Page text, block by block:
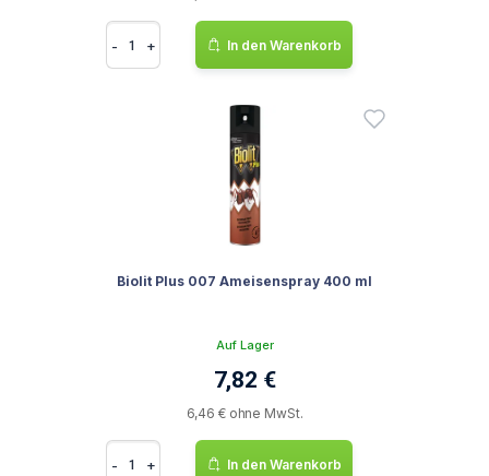
- + In den Warenkorb
Biolit Plus 007 Ameisenspray 400 ml
Auf Lager
7,82 €
6,46 € ohne MwSt.
- + In den Warenkorb